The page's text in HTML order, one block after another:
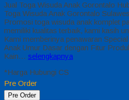
Jual Toga Wisuda Anak Gorontalo
Toga Wisuda Anak Gorontalo
Promosi toga wisuda anak komplet
memiliki kualitas terbaik, kami kasih
Kami memberinya penawaran
Anak Umur Dasar dengan Fitur
Kain… selengkapnya
*Harga Hubungi CS
Pre Order
Pre Order